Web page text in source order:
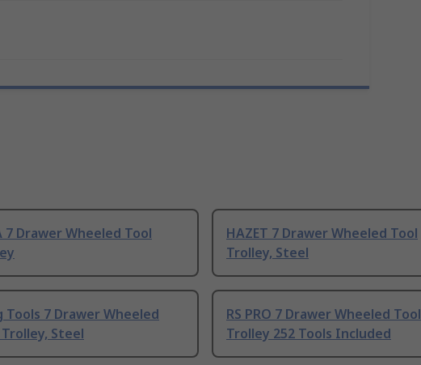
7 Drawer Wheeled Tool
HAZET 7 Drawer Wheeled Tool
Trolley, Steel
Tools 7 Drawer Wheeled
Steel
RS PRO 7 Drawer Wheeled Tool
Trolley 252 Tools Included